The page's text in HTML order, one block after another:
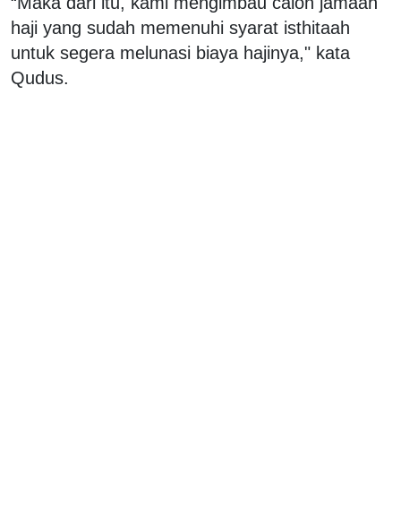
haji yang sudah memenuhi syarat isthitaah
untuk segera melunasi biaya hajinya," kata
Qudus.